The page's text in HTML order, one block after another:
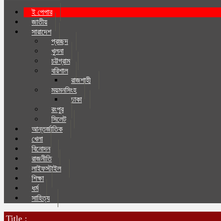
ই পেপার
জাতীয়
সারাদেশ
প্রচ্ছদ
খুলনা
চট্টগ্রাম
বরিশাল
রাজশাহী
ময়মনসিংহ
ঢাকা
রংপুর
সিলেট
আন্তর্জাতিক
খেলা
বিনোদন
রাজনীতি
লাইফস্টাইল
শিক্ষা
ধর্ম
সাহিত্য
Title :